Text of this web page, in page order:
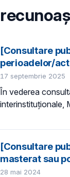
[Consultare
perioadelor/
17 septembrie 2025
În vederea
interinstituționale,
[Consultare
masterat sau
28 mai 2024